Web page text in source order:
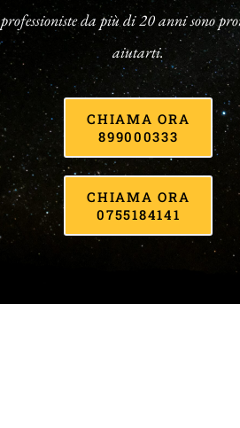
professioniste da più di 20 anni sono
aiutarti.
CHIAMA ORA
899000333
CHIAMA ORA
0755184141